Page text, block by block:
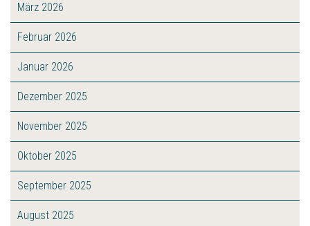
März 2026
Februar 2026
Januar 2026
Dezember 2025
November 2025
Oktober 2025
September 2025
August 2025